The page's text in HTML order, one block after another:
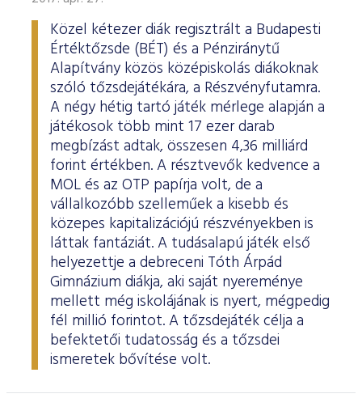
Közel kétezer diák regisztrált a Budapesti
Értéktőzsde (BÉT) és a Pénziránytű
Alapítvány közös középiskolás diákoknak
szóló tőzsdejátékára, a Részvényfutamra.
A négy hétig tartó játék mérlege alapján a
játékosok több mint 17 ezer darab
megbízást adtak, összesen 4,36 milliárd
forint értékben. A résztvevők kedvence a
MOL és az OTP papírja volt, de a
vállalkozóbb szelleműek a kisebb és
közepes kapitalizációjú részvényekben is
láttak fantáziát. A tudásalapú játék első
helyezettje a debreceni Tóth Árpád
Gimnázium diákja, aki saját nyereménye
mellett még iskolájának is nyert, mégpedig
fél millió forintot. A tőzsdejáték célja a
befektetői tudatosság és a tőzsdei
ismeretek bővítése volt.